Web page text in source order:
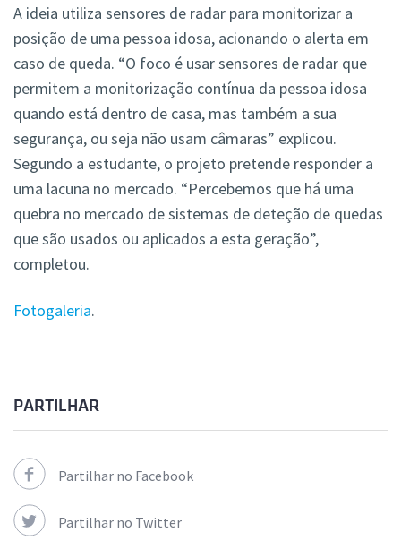
A ideia utiliza sensores de radar para monitorizar a
posição de uma pessoa idosa, acionando o alerta em
caso de queda. “O foco é usar sensores de radar que
permitem a monitorização contínua da pessoa idosa
quando está dentro de casa, mas também a sua
segurança, ou seja não usam câmaras” explicou.
Segundo a estudante, o projeto pretende responder a
uma lacuna no mercado. “Percebemos que há uma
quebra no mercado de sistemas de deteção de quedas
que são usados ou aplicados a esta geração”,
completou.
Fotogaleria.
PARTILHAR
Partilhar no Facebook
Partilhar no Twitter